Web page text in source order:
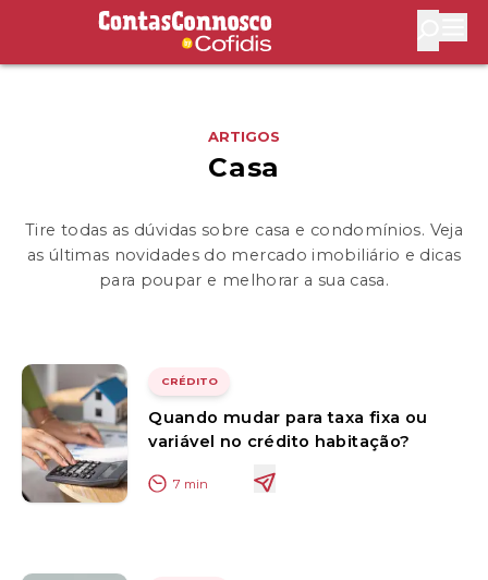
Contas Connosco by Cofidis
ARTIGOS
Casa
Tire todas as dúvidas sobre casa e condomínios. Veja
as últimas novidades do mercado imobiliário e dicas
para poupar e melhorar a sua casa.
CRÉDITO
Quando mudar para taxa fixa ou
variável no crédito habitação?
7 min